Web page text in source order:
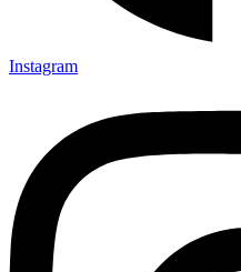
Instagram